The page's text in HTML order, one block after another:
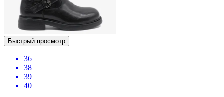
Быстрый просмотр
36
38
39
40